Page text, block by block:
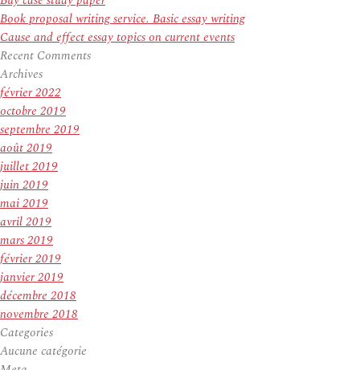
Book proposal writing service. Basic essay writing
Cause and effect essay topics on current events
Recent Comments
Archives
février 2022
octobre 2019
septembre 2019
août 2019
juillet 2019
juin 2019
mai 2019
avril 2019
mars 2019
février 2019
janvier 2019
décembre 2018
novembre 2018
Categories
Aucune catégorie